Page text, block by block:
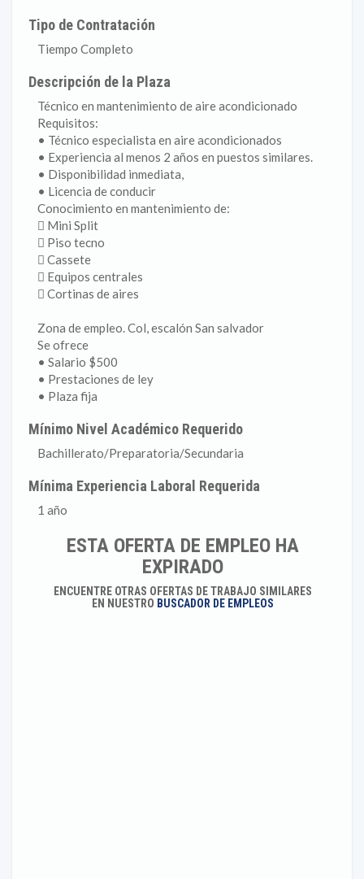
Tipo de Contratación
Tiempo Completo
Descripción de la Plaza
Técnico en mantenimiento de aire acondicionado
Requisitos:
• Técnico especialista en aire acondicionados
• Experiencia al menos 2 años en puestos similares.
• Disponibilidad inmediata,
• Licencia de conducir
Conocimiento en mantenimiento de:
 Mini Split
 Piso tecno
 Cassete
 Equipos centrales
 Cortinas de aires
Zona de empleo. Col, escalón San salvador
Se ofrece
• Salario $500
• Prestaciones de ley
• Plaza fija
Mínimo Nivel Académico Requerido
Bachillerato/Preparatoria/Secundaria
Mínima Experiencia Laboral Requerida
1 año
ESTA OFERTA DE EMPLEO HA
EXPIRADO
ENCUENTRE OTRAS OFERTAS DE TRABAJO SIMILARES
EN NUESTRO BUSCADOR DE EMPLEOS